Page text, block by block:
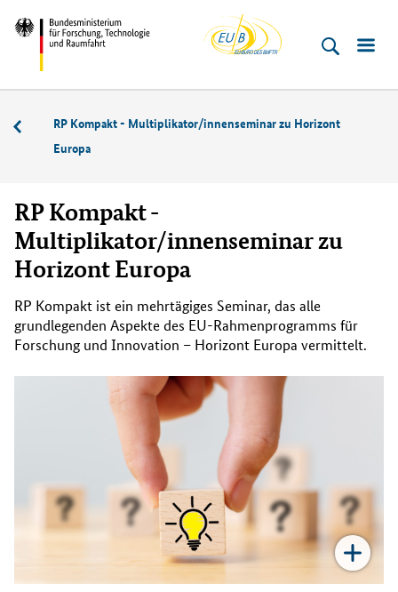
Direkt
zum
Inhalt
(Eingabetaste)
Direkt
zum
Hauptmenu
(Eingabetaste)
Direkt
zur
Suche
(Eingabetaste)
Direkt
zur
Seitenleiste
(Enter)
Direkt
zur
Fußleiste
(Enter)
Bundesministerium
Technologie
Buero
Veranstaltungen
RP Kompakt - Multiplikator/innenseminar zu Horizont
Europa
RP Kompakt -
Multiplikator/innenseminar zu
Horizont Europa
RP Kompakt ist ein mehrtägiges Seminar, das alle
grundlegenden Aspekte des EU-Rahmenprogramms für
Forschung und Innovation – Horizont Europa vermittelt.